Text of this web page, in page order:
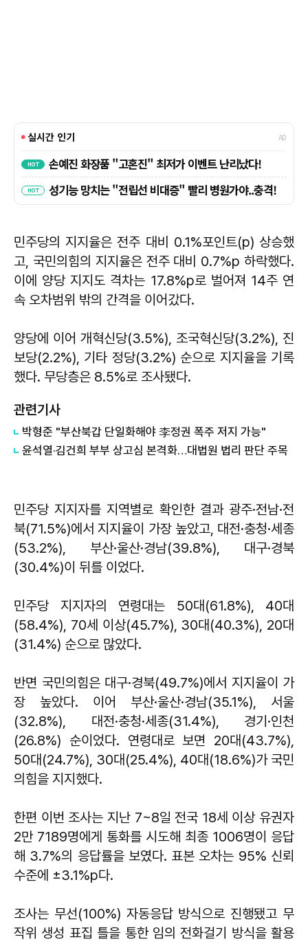
민주당의 지지율은 전주 대비 0.1%포인트(p) 상승했
고, 국민의힘의 지지율은 전주 대비 0.7%p 하락했다.
이에 양당 지지도 격차는 17.8%p로 벌어져 14주 연
속 오차범위 밖의 간격을 이어갔다.
양당에 이어 개혁신당(3.5%), 조국혁신당(3.2%), 진
보당(2.2%), 기타 정당(3.2%) 순으로 지지율을 기록
했다. 무당층은 8.5%로 조사됐다.
관련기사
박형준 "부산북갑 단일화해야 李정권 폭주 저지 가능"
윤석열·김건희 부부 상고심 본격화…대법원 법리 판단 주목
민주당 지지자를 지역별로 확인한 결과 광주·전남·전
북(71.5%)에서 지지율이 가장 높았고, 대전·충청·세종
(53.2%), 부산·울산·경남(39.8%), 대구·경북
(30.4%)이 뒤를 이었다.
민주당 지지자의 연령대는 50대(61.8%), 40대
(58.4%), 70세 이상(45.7%), 30대(40.3%), 20대
(31.4%) 순으로 많았다.
반면 국민의힘은 대구·경북(49.7%)에서 지지율이 가
장 높았다. 이어 부산·울산·경남(35.1%), 서울
(32.8%), 대전·충청·세종(31.4%), 경기·인천
(26.8%) 순이었다. 연령대로 보면 20대(43.7%),
50대(24.7%), 30대(25.4%), 40대(18.6%)가 국민
의힘을 지지했다.
한편 이번 조사는 지난 7~8일 전국 18세 이상 유권자
2만 7189명에게 통화를 시도해 최종 1006명이 응답
해 3.7%의 응답률을 보였다. 표본 오차는 95% 신뢰
수준에 ±3.1%p다.
조사는 무선(100%) 자동응답 방식으로 진행됐고 무
작위 생성 표집 틀을 통한 임의 전화걸기 방식을 활용